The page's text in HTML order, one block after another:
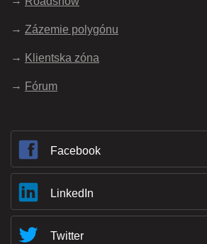
Zázemie polygónu
Klientska zóna
Fórum
Facebook
LinkedIn
Twitter